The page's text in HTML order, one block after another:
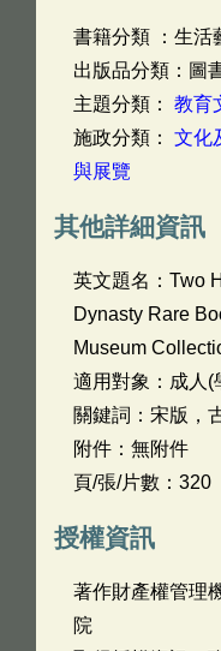
書籍分類 ：生活
出版品分類：圖
主題分類： 教育
施政分類： 文化
與展覽
其他詳細資訊
英文題名： Two
Dynasty Rare
Museum
適用對象：成人(
關鍵詞：宋版，
附件：無附件
頁/張/片數：320
授權資訊
著作財產權管理
院